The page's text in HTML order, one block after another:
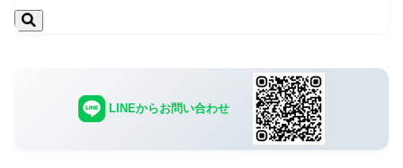
LINEからお問い合わせ